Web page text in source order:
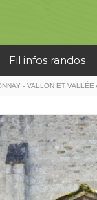
Fil infos randos
- VALLON ET